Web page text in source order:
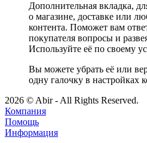
Дополнительная вкладка,
о магазине, доставке или
контента. Поможет вам
покупателя вопросы и
Используйте её по своему
Вы можете убрать её или
одну галочку в настройках
2026 © Abir - All Rights Reserved.
Компания
Помощь
Информация